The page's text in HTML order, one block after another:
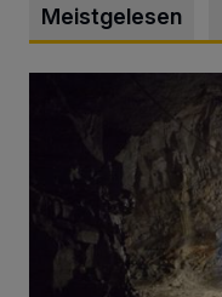
Meistgelesen